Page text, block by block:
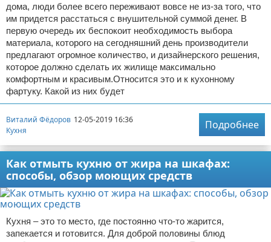
дома, люди более всего переживают вовсе не из-за того, что
им придется расстаться с внушительной суммой денег. В
первую очередь их беспокоит необходимость выбора
материала, которого на сегодняшний день производители
предлагают огромное количество, и дизайнерского решения,
которое должно сделать их жилище максимально
комфортным и красивым.Относится это и к кухонному
фартуку. Какой из них будет
Виталий Фёдоров 12-05-2019 16:36
Кухня
Подробнее
Как отмыть кухню от жира на шкафах:
способы, обзор моющих средств
Кухня – это то место, где постоянно что-то жарится,
запекается и готовится. Для доброй половины блюд